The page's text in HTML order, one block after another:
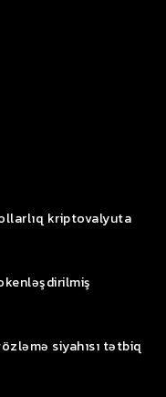
kriptovalyuta
siyahısı tətbiq